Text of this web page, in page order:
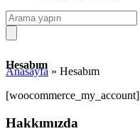
Hesabım
Anasayfa » Hesabım
[woocommerce_my_account]
Hakkımızda